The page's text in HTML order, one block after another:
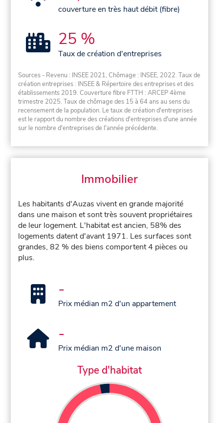
couverture en très haut débit (fibre)
25 %
Taux de création d'entreprises
Sources - Revenu : INSEE 2021, Chômage : INSEE, 2022. Taux de
création entreprises : INSEE & Répertoire des entreprises et des
établissements 2019. Couverture fibre FTTH : ARCEP 4ème
trimestre 2025. Taux de chômage des 15 à 64 ans au sens du
recensement de la population. Le taux de création d'entreprises
est le rapport du nombre des créations d'entreprises d'une année
sur le nombre d'entreprises de l'année précédente.
Immobilier
Les habitants d'Auzas vivent en grande majorité
dans une maison et sont très souvent propriétaires
de leur logement. L'habitat est ancien, 58% des
logements datent d'avant 1971. Les surfaces sont
grandes, 82 % des biens comportent 4 pièces ou
plus.
-
Prix médian m2 d'un appartement
-
Prix médian m2 d'une maison
Type d'habitat